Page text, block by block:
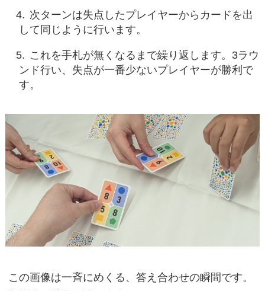
次ターンは失点したプレイヤーからカードを出
して同じように行います。
これを手札が無くなるまで繰り返します。3ラウ
ンド行い、失点が一番少ないプレイヤーが勝利で
す。
この画像は一斉にめくる、答え合わせの瞬間です。